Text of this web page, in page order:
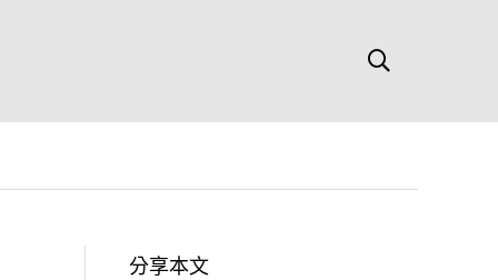
分享本文